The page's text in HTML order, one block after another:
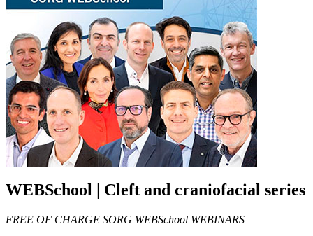
WEBSchool | Cleft and craniofacial series
FREE OF CHARGE SORG WEBSchool WEBINARS